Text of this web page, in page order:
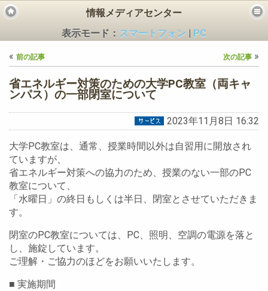
情報メディアセンター
表示モード： スマートフォン
PC
« 前の記事 次の記事 »
省エネルギー対策のための大学PC教室（両キャ
ンパス）の一部閉室について
2023年11月8日 16:32
大学PC教室は、通常、授業時間以外は自習用に開放され
ていますが、
省エネルギー対策への協力のため、授業のない一部のPC
教室について、
「水曜日」の終日もしくは半日、閉室とさせていただきま
す。
閉室のPC教室については、PC、照明、空調の電源を落と
し、施錠しています。
ご理解・ご協力のほどをお願いいたします。
■ 実施期間